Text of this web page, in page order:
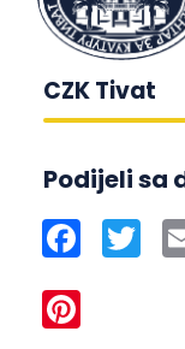
CZK Tivat
Podijeli sa